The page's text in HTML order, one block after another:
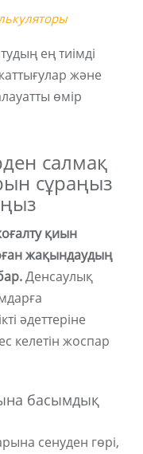
ең тиімді
және
өмір
салмақ
сұраңыз
қиын
жақындаудың
Денсаулық
әдеттеріне
келетін жоспар
басымдық
сенуден гөрі,